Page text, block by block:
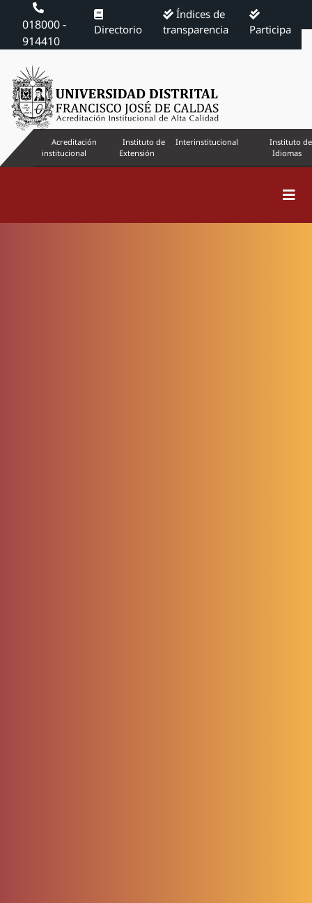
018000 -
914410
Directorio
Índices de
transparencia
Participa
Acreditación
institucional
Instituto de
Extensión
Interinstitucional
Instituto de
Idiomas